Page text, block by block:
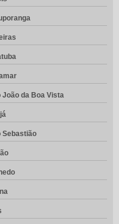
João da Boa Vista
Sebastião